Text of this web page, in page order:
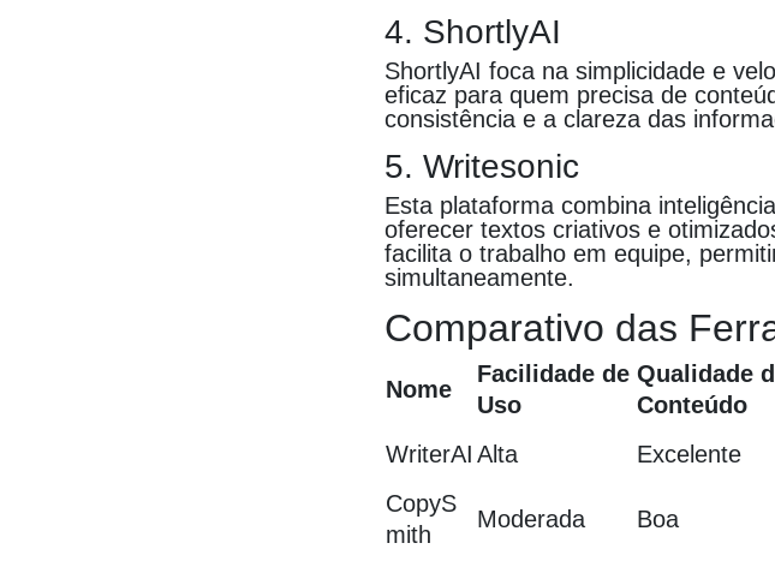
4. ShortlyAI
ShortlyAI foca na simplicidade e
eficaz para quem precisa de
consistência e a clareza das
5. Writesonic
Esta plataforma combina
oferecer textos criativos e
facilita o trabalho em equipe,
simultaneamente.
Comparativo das
Nome
Facilidade de
Uso
Qualidade
Conteúdo
WriterAI Alta Excelente
CopyS
mith
Moderada Boa